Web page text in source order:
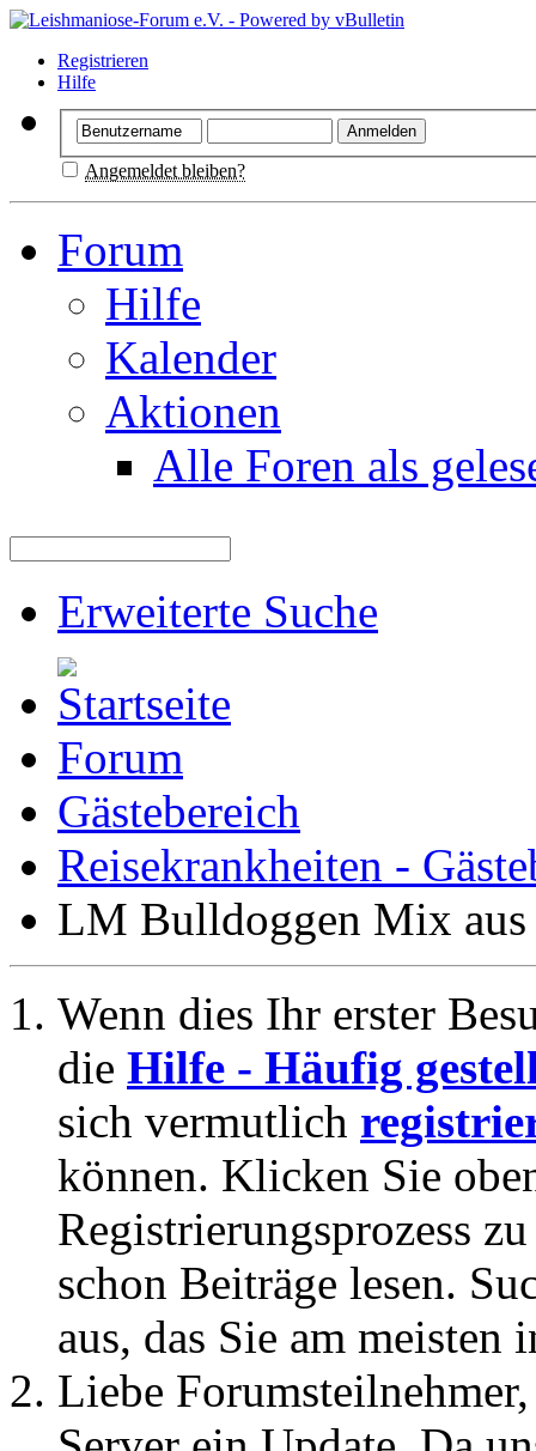
Registrieren
Hilfe
Angemeldet bleiben?
Forum
Hilfe
Kalender
Aktionen
Alle Foren als
Erweiterte Suche
Forum
Gästebereich
Reisekrankheiten -
LM Bulldoggen Mix aus
Wenn dies Ihr erster
die Hilfe - Häufig
sich vermutlich
können. Klicken Sie
Registrierungsprozess
schon Beiträge lesen.
aus, das Sie am meisten
Liebe